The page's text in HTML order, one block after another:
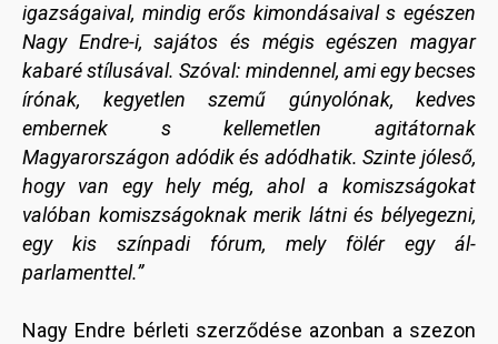
igazságaival, mindig erős kimondásaival s egészen
Nagy Endre-i, sajátos és mégis egészen magyar
kabaré stílusával. Szóval: mindennel, ami egy becses
írónak, kegyetlen szemű gúnyolónak, kedves
embernek s kellemetlen agitátornak
Magyarországon adódik és adódhatik. Szinte jóleső,
hogy van egy hely még, ahol a komiszságokat
valóban komiszságoknak merik látni és bélyegezni,
egy kis színpadi fórum, mely fölér egy ál-
parlamenttel.”
Nagy Endre bérleti szerződése azonban a szezon